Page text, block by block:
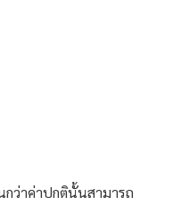
กว่าค่าปกตินั้นสามารถ